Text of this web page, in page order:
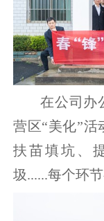
在公司办
营区“美化”活
扶苗填坑、
圾......每个环